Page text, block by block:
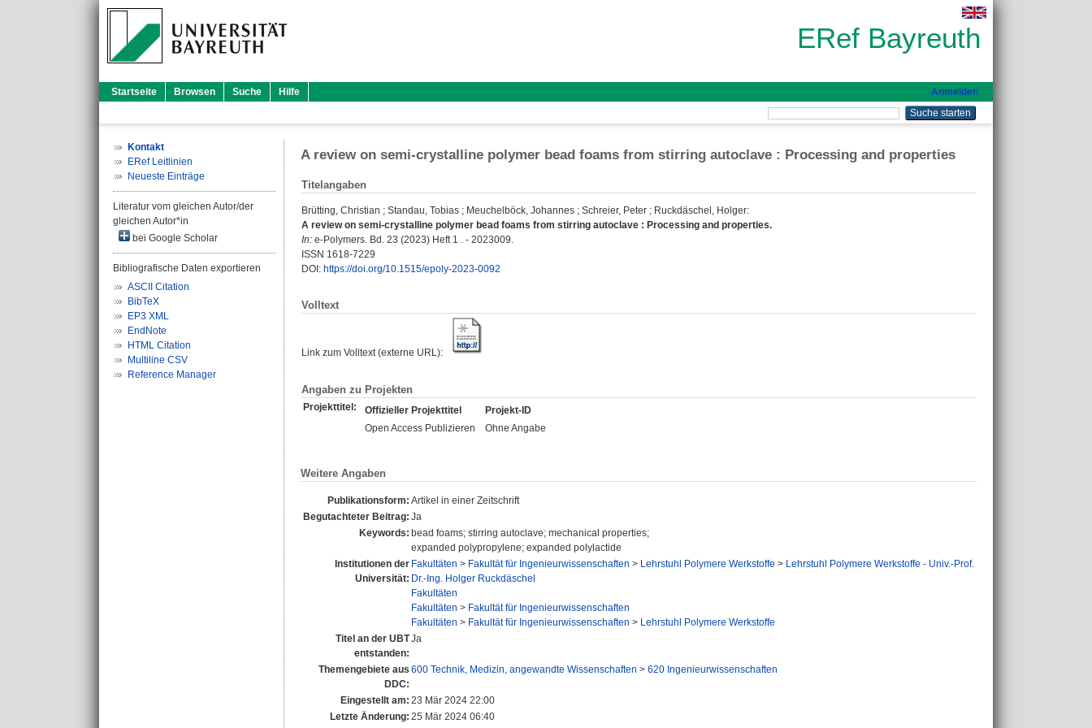
ERef Bayreuth
Startseite Browsen Suche Hilfe Anmelden
Kontakt
ERef Leitlinien
Neueste Einträge
Literatur vom gleichen Autor/der
gleichen Autor*in
bei Google Scholar
Bibliografische Daten exportieren
ASCII Citation
BibTeX
EP3 XML
EndNote
HTML Citation
Multiline CSV
Reference Manager
A review on semi-crystalline polymer bead foams from stirring autoclave : Processing and properties
Titelangaben
Brütting, Christian ; Standau, Tobias ; Meuchelböck, Johannes ; Schreier, Peter ; Ruckdäschel, Holger:
A review on semi-crystalline polymer bead foams from stirring autoclave : Processing and properties.
In: e-Polymers. Bd. 23 (2023) Heft 1 . - 2023009.
ISSN 1618-7229
DOI: https://doi.org/10.1515/epoly-2023-0092
Volltext
Link zum Volltext (externe URL):
Angaben zu Projekten
Projekttitel: Offizieller Projekttitel
Projekt-ID
Open Access Publizieren
Ohne Angabe
Weitere Angaben
Publikationsform: Artikel in einer Zeitschrift
Begutachteter Beitrag: Ja
Keywords: bead foams; stirring autoclave; mechanical properties;
expanded polypropylene; expanded polylactide
Institutionen der
Universität:
Fakultäten > Fakultät für Ingenieurwissenschaften > Lehrstuhl Polymere Werkstoffe > Lehrstuhl Polymere Werkstoffe - Univ.-Prof.
Dr.-Ing. Holger Ruckdäschel
Fakultäten
Fakultäten > Fakultät für Ingenieurwissenschaften
Fakultäten > Fakultät für Ingenieurwissenschaften > Lehrstuhl Polymere Werkstoffe
Titel an der UBT
entstanden:
Ja
Themengebiete aus
DDC:
600 Technik, Medizin, angewandte Wissenschaften > 620 Ingenieurwissenschaften
Eingestellt am: 23 Mär 2024 22:00
Letzte Änderung: 25 Mär 2024 06:40